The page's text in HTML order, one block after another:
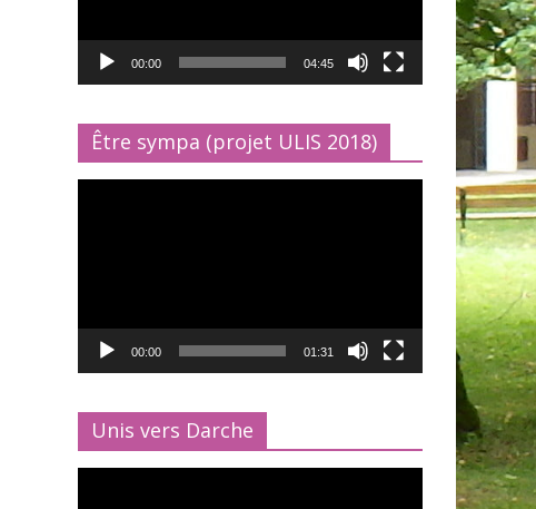
00:00 04:45
Être sympa (projet ULIS 2018)
00:00 01:31
Unis vers Darche